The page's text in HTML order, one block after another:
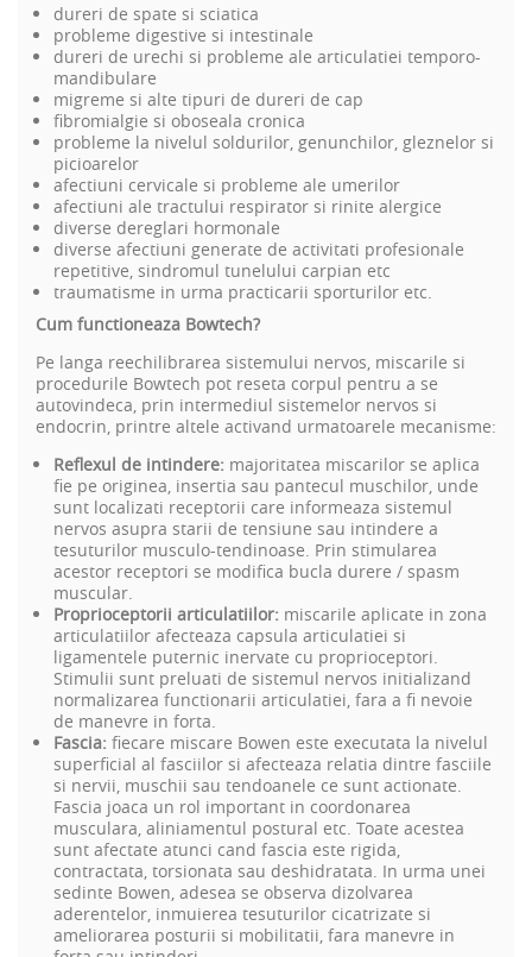
dureri de spate si sciatica
probleme digestive si intestinale
dureri de urechi si probleme ale articulatiei temporo-
mandibulare
migreme si alte tipuri de dureri de cap
fibromialgie si oboseala cronica
probleme la nivelul soldurilor, genunchilor, gleznelor si
picioarelor
afectiuni cervicale si probleme ale umerilor
afectiuni ale tractului respirator si rinite alergice
diverse dereglari hormonale
diverse afectiuni generate de activitati profesionale
repetitive, sindromul tunelului carpian etc
traumatisme in urma practicarii sporturilor etc.
Cum functioneaza Bowtech?
Pe langa reechilibrarea sistemului nervos, miscarile si
procedurile Bowtech pot reseta corpul pentru a se
autovindeca, prin intermediul sistemelor nervos si
endocrin, printre altele activand urmatoarele mecanisme:
Reflexul de intindere: majoritatea miscarilor se aplica
fie pe originea, insertia sau pantecul muschilor, unde
sunt localizati receptorii care informeaza sistemul
nervos asupra starii de tensiune sau intindere a
tesuturilor musculo-tendinoase. Prin stimularea
acestor receptori se modifica bucla durere / spasm
muscular.
Proprioceptorii articulatiilor: miscarile aplicate in zona
articulatiilor afecteaza capsula articulatiei si
ligamentele puternic inervate cu proprioceptori.
Stimulii sunt preluati de sistemul nervos initializand
normalizarea functionarii articulatiei, fara a fi nevoie
de manevre in forta.
Fascia: fiecare miscare Bowen este executata la nivelul
superficial al fasciilor si afecteaza relatia dintre fasciile
si nervii, muschii sau tendoanele ce sunt actionate.
Fascia joaca un rol important in coordonarea
musculara, aliniamentul postural etc. Toate acestea
sunt afectate atunci cand fascia este rigida,
contractata, torsionata sau deshidratata. In urma unei
sedinte Bowen, adesea se observa dizolvarea
aderentelor, inmuierea tesuturilor cicatrizate si
ameliorarea posturii si mobilitatii, fara manevre in